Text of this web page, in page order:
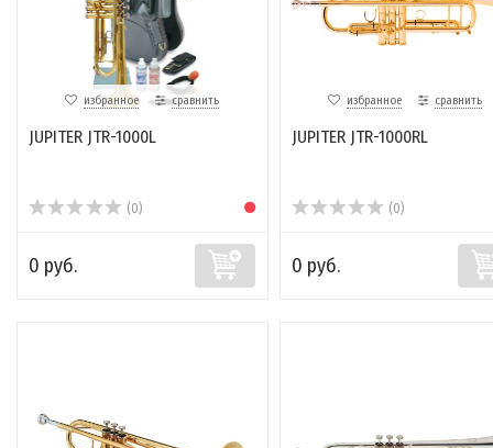
избранное сравнить
JUPITER JTR-1000L
(0)
0 руб.
избранное сравнить
JUPITER JTR-1000RL
(0)
0 руб.